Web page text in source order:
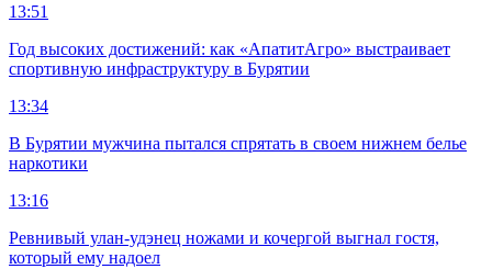
13:51
Год высоких достижений: как «АпатитАгро» выстраивает
спортивную инфраструктуру в Бурятии
13:34
В Бурятии мужчина пытался спрятать в своем нижнем белье
наркотики
13:16
Ревнивый улан-удэнец ножами и кочергой выгнал гостя,
который ему надоел